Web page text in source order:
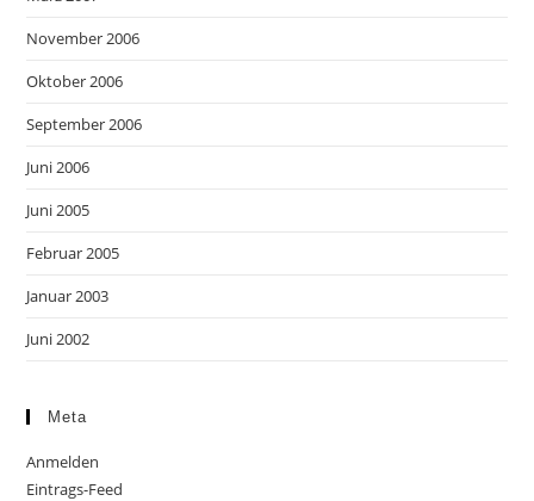
November 2006
Oktober 2006
September 2006
Juni 2006
Juni 2005
Februar 2005
Januar 2003
Juni 2002
Meta
Anmelden
Eintrags-Feed